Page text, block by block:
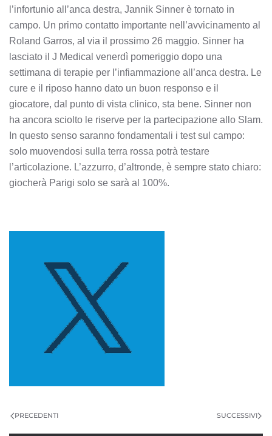
l’infortunio all’anca destra, Jannik Sinner è tornato in
campo. Un primo contatto importante nell’avvicinamento al
Roland Garros, al via il prossimo 26 maggio. Sinner ha
lasciato il J Medical venerdì pomeriggio dopo una
settimana di terapie per l’infiammazione all’anca destra. Le
cure e il riposo hanno dato un buon responso e il
giocatore, dal punto di vista clinico, sta bene. Sinner non
ha ancora sciolto le riserve per la partecipazione allo Slam.
In questo senso saranno fondamentali i test sul campo:
solo muovendosi sulla terra rossa potrà testare
l’articolazione. L’azzurro, d’altronde, è sempre stato chiaro:
giocherà Parigi solo se sarà al 100%.
PRECEDENTI SUCCESSIVI